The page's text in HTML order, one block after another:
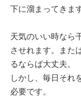
下に溜まってきま
天気のいい時なら
させれます。また
るならば大丈夫。
しかし、毎日それ
必要です。